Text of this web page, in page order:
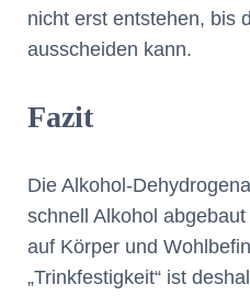
nicht erst entstehen, bis
ausscheiden kann.
Fazit
Die Alkohol-
schnell Alkohol
auf Körper und
„Trinkfestigkeit“ ist